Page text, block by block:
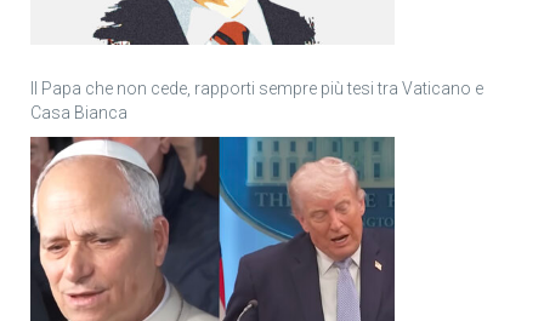
Il Papa che non cede, rapporti sempre più tesi tra Vaticano e
Casa Bianca